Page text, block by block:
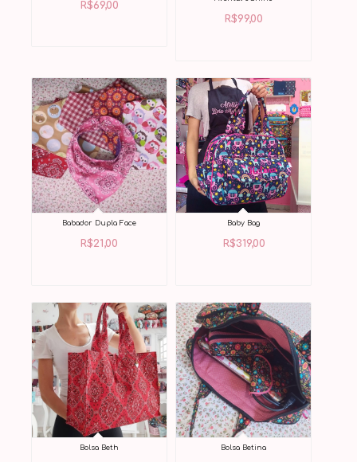
R$69,00
R$99,00
Babador Dupla Face
R$21,00
Baby Bag
R$319,00
Bolsa Beth Bolsa Betina